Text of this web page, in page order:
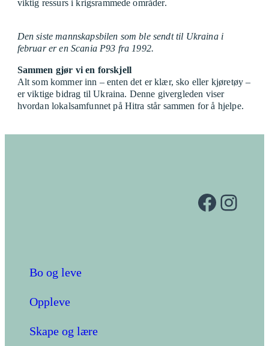
viktig ressurs i krigsrammede områder.
Den siste mannskapsbilen som ble sendt til Ukraina i
februar er en Scania P93 fra 1992.
Sammen gjør vi en forskjell
Alt som kommer inn – enten det er klær, sko eller kjøretøy –
er viktige bidrag til Ukraina. Denne givergleden viser
hvordan lokalsamfunnet på Hitra står sammen for å hjelpe.
Facebook Instagram
Bo og leve
Oppleve
Skape og lære